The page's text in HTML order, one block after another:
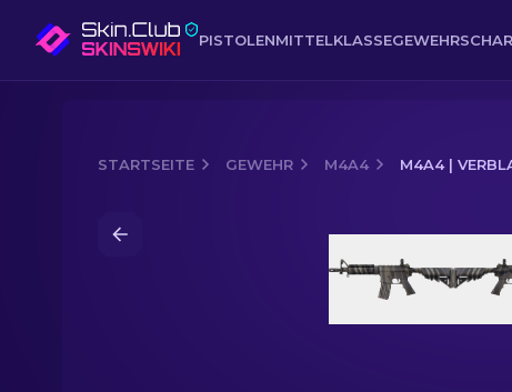
PISTOLENMITTELKLASSEGEWEHR
STARTSEITE GEWEHR M4A4 M4A4 |